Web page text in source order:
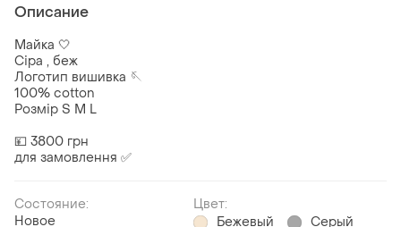
Описание
Майка 🤍
Сіра , беж
Логотип вишивка 🪡
100% cotton
Розмір S M L
💴 3800 грн
для замовлення ✅
Состояние:
Новое
Цвет:
Бежевый
Серый